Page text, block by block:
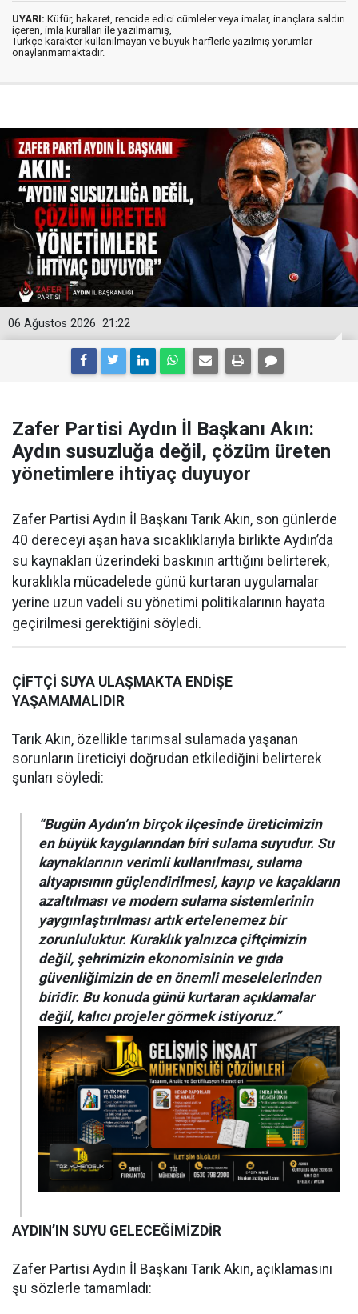
UYARI: Küfür, hakaret, rencide edici cümleler veya imalar, inançlara saldırı
içeren, imla kuralları ile yazılmamış,
Türkçe karakter kullanılmayan ve büyük harflerle yazılmış yorumlar
onaylanmamaktadır.
21:22
06 Ağustos 2026
Zafer Partisi Aydın İl Başkanı Akın:
Aydın susuzluğa değil, çözüm üreten
yönetimlere ihtiyaç duyuyor
Zafer Partisi Aydın İl Başkanı Tarık Akın, son günlerde
40 dereceyi aşan hava sıcaklıklarıyla birlikte Aydın’da
su kaynakları üzerindeki baskının arttığını belirterek,
kuraklıkla mücadelede günü kurtaran uygulamalar
yerine uzun vadeli su yönetimi politikalarının hayata
geçirilmesi gerektiğini söyledi.
ÇİFTÇİ SUYA ULAŞMAKTA ENDİŞE
YAŞAMAMALIDIR
Tarık Akın, özellikle tarımsal sulamada yaşanan
sorunların üreticiyi doğrudan etkilediğini belirterek
şunları söyledi:
“Bugün Aydın’ın birçok ilçesinde üreticimizin
en büyük kaygılarından biri sulama suyudur. Su
kaynaklarının verimli kullanılması, sulama
altyapısının güçlendirilmesi, kayıp ve kaçakların
azaltılması ve modern sulama sistemlerinin
yaygınlaştırılması artık ertelenemez bir
zorunluluktur. Kuraklık yalnızca çiftçimizin
değil, şehrimizin ekonomisinin ve gıda
güvenliğimizin de en önemli meselelerinden
biridir. Bu konuda günü kurtaran açıklamalar
değil, kalıcı projeler görmek istiyoruz.”
AYDIN’IN SUYU GELECEĞİMİZDİR
Zafer Partisi Aydın İl Başkanı Tarık Akın, açıklamasını
şu sözlerle tamamladı: